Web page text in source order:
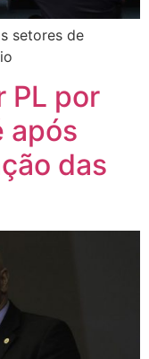
setores de
PL por
após
das